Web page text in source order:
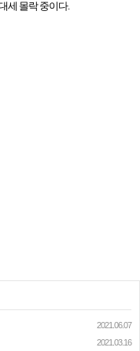
세 몰락 중이다.
2021.06.07
2021.03.16